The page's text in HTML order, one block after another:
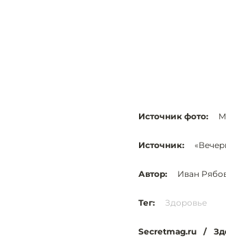
Источник фото:
Источник:
Автор: Иван
Тег: Здоровье
Secretmag.ru /